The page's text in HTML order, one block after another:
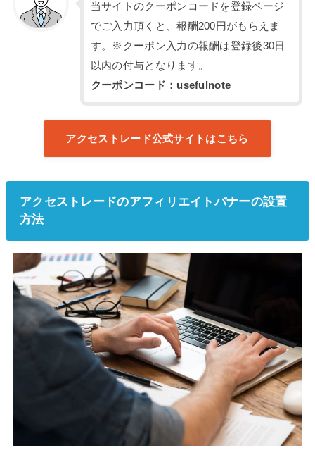
当サイトのクーポンコードを登録ページ
でご入力頂くと、報酬200円がもらえま
す。※クーポン入力の報酬は登録後30日
以内の付与となります。
クーポンコード：usefulnote
アクセストレード公式サイトはこちら
アクセストレードのアフィリエイトバナーの設置
方法